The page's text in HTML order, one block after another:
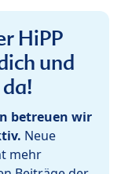
HiPP
und
betreuen wir
Neue
mehr